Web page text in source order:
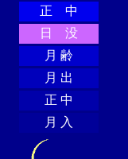
正 中
日 没
月 齢
月 出
正 中
月 入